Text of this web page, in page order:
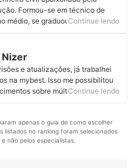
Formou-se em técnico de
médio, se graduou em
se aprimorou em diversos cursos
e gerenciamento até elétrica e
segunda pós-graduação em
hoje atua trazendo técnica e
projetos e consultorias. Criou o
em que ajuda os profissionais
consultorias online ou dos
e análise de projetos e
o Felipe Castro no
Continue lendo
Nizer
e atualizações, já trabalhei
na mybest. Isso me possibilitou
sobre múltiplas
e dramaturgia proporciona
distintas áreas, resultando em
fluidos e cativantes.
Continue lendo
apenas o guia de como escolher
no ranking foram selecionados
não pelos especialistas.